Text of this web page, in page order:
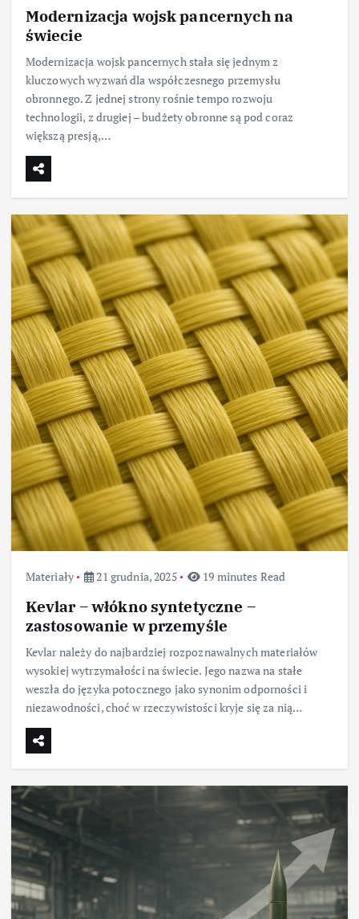
Modernizacja wojsk pancernych na
świecie
Modernizacja wojsk pancernych stała się jednym z
kluczowych wyzwań dla współczesnego przemysłu
obronnego. Z jednej strony rośnie tempo rozwoju
technologii, z drugiej – budżety obronne są pod coraz
większą presją,…
Materiały 21 grudnia, 2025 19 minutes Read
Kevlar – włókno syntetyczne –
zastosowanie w przemyśle
Kevlar należy do najbardziej rozpoznawalnych materiałów
wysokiej wytrzymałości na świecie. Jego nazwa na stałe
weszła do języka potocznego jako synonim odporności i
niezawodności, choć w rzeczywistości kryje się za nią…